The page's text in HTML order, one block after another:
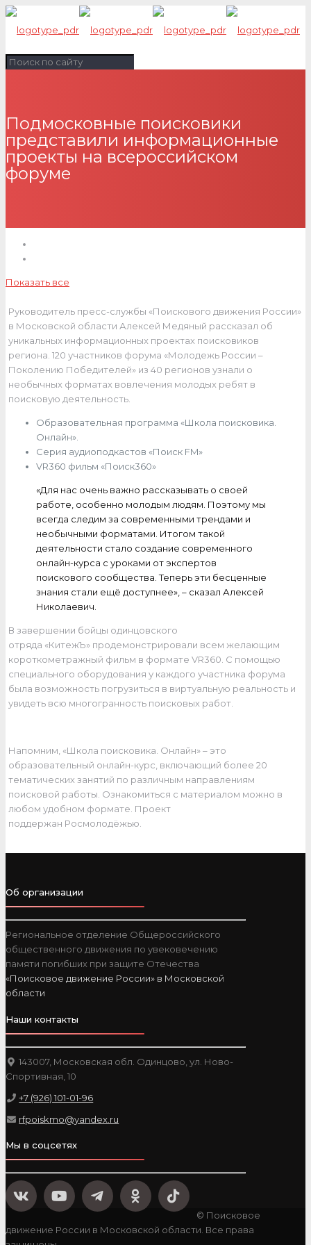
Подмосковные поисковики
представили информационные
проекты на всероссийском
форуме
Показать все
Руководитель пресс-службы «Поискового движения России»
в Московской области Алексей Медяный рассказал об
уникальных информационных проектах поисковиков
региона. 120 участников форума «Молодежь России –
Поколению Победителей» из 40 регионов узнали о
необычных форматах вовлечения молодых ребят в
поисковую деятельность.
Образовательная программа «Школа поисковика.
Онлайн».
Серия аудиоподкастов «Поиск FM»
VR360 фильм «Поиск360»
«Для нас очень важно рассказывать о своей
работе, особенно молодым людям. Поэтому мы
всегда следим за современными трендами и
необычными форматами. Итогом такой
деятельности стало создание современного
онлайн-курса с уроками от экспертов
поискового сообщества. Теперь эти бесценные
знания стали ещё доступнее», – сказал Алексей
Николаевич.
В завершении бойцы одинцовского
отряда «КитежЪ» продемонстрировали всем желающим
короткометражный фильм в формате VR360. С помощью
специального оборудования у каждого участника форума
была возможность погрузиться в виртуальную реальность и
увидеть всю многогранность поисковых работ.
Напомним, «Школа поисковика. Онлайн» – это
образовательный онлайн-курс, включающий более 20
тематических занятий по различным направлениям
поисковой работы. Ознакомиться с материалом можно в
любом удобном формате. Проект
поддержан Росмолодёжью.
Об организации
Региональное отделение Общероссийского
общественного движения по увековечению
памяти погибших при защите Отечества
«Поисковое движение России» в Московской
области
Наши контакты
143007, Московская обл. Одинцово, ул. Ново-
Спортивная, 10
+7 (926) 101-01-96
rfpoiskmo@yandex.ru
Мы в соцсетях
© Поисковое
движение России в Московской области. Все права